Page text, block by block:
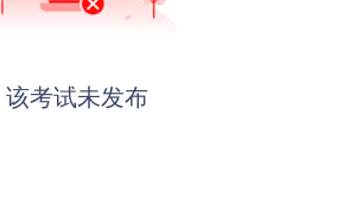
该考试未发布